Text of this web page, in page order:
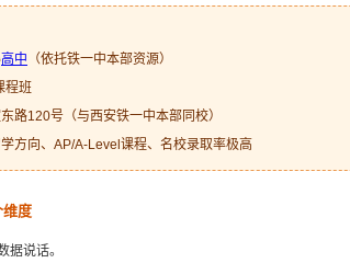
高中 （依托铁一中本部资源）
程班
路120号（与西安铁一中本部同校）
方向、AP/A-Level课程、名校录取率极高
维度
据说话。